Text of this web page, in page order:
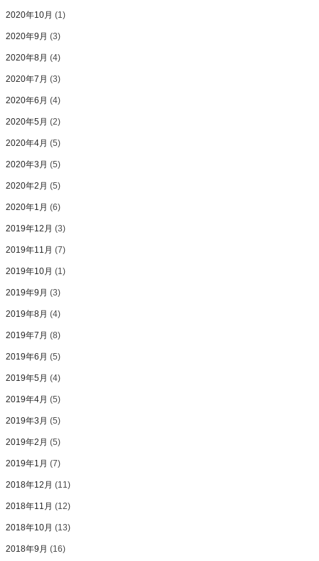
2020年10月 (1)
2020年9月 (3)
2020年8月 (4)
2020年7月 (3)
2020年6月 (4)
2020年5月 (2)
2020年4月 (5)
2020年3月 (5)
2020年2月 (5)
2020年1月 (6)
2019年12月 (3)
2019年11月 (7)
2019年10月 (1)
2019年9月 (3)
2019年8月 (4)
2019年7月 (8)
2019年6月 (5)
2019年5月 (4)
2019年4月 (5)
2019年3月 (5)
2019年2月 (5)
2019年1月 (7)
2018年12月 (11)
2018年11月 (12)
2018年10月 (13)
2018年9月 (16)